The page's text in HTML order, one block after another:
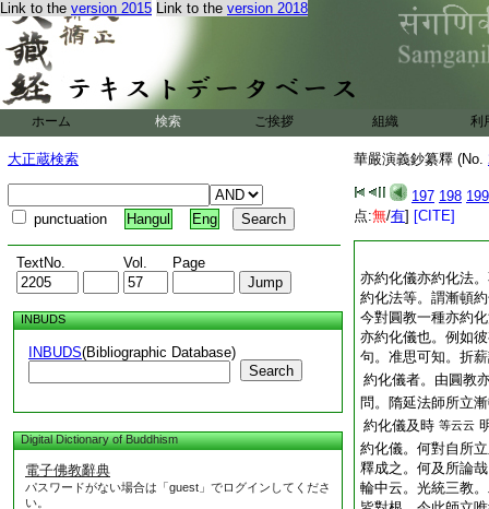
Link to the version 2015 Link to the version 2018
ホーム 検索 ご挨拶 組織 利
大正蔵検索
punctuation Hangul Eng
TextNo. Vol. Page
INBUDS
INBUDS(Bibliographic Database)
Search
Digital Dictionary of Buddhism
電子佛教辭典
パスワードがない場合は「guest」でログインしてくださ
い。
華嚴演義鈔纂釋 (No.
197 198 199
点:無/有] [CITE]
亦約化儀亦約化法
約化法等。謂漸頓
今對圓教一種亦約
亦約化儀也。例如
句。准思可知。折
約化儀者。由圓教
問。隋延法師所立
約化儀及時 等云云
約化儀。何對自所
釋成之。何及所論
輪中云。光統三教